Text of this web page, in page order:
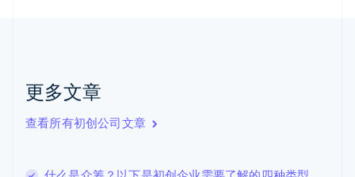
更多文章
查看所有初创公司文章
English
English
卢森堡